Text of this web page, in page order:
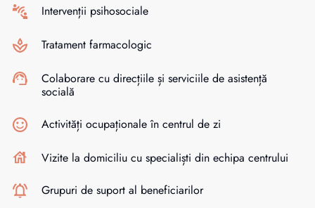
Intervenții psihosociale
Tratament farmacologic
Colaborare cu direcțiile și serviciile de asistență
socială
Activități ocupaționale în centrul de zi
Vizite la domiciliu cu specialiști din echipa centrului
Grupuri de suport al beneficiarilor